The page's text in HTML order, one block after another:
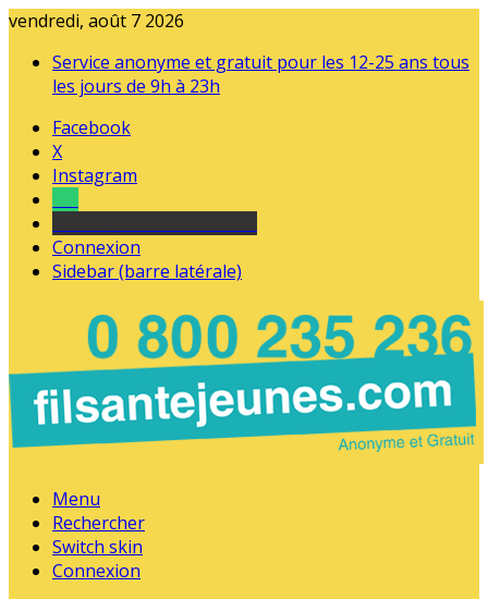
vendredi, août 7 2026
Service anonyme et gratuit pour les 12-25 ans tous
les jours de 9h à 23h
Facebook
X
Instagram
Connexion
Sidebar (barre latérale)
Menu
Rechercher
Switch skin
Connexion